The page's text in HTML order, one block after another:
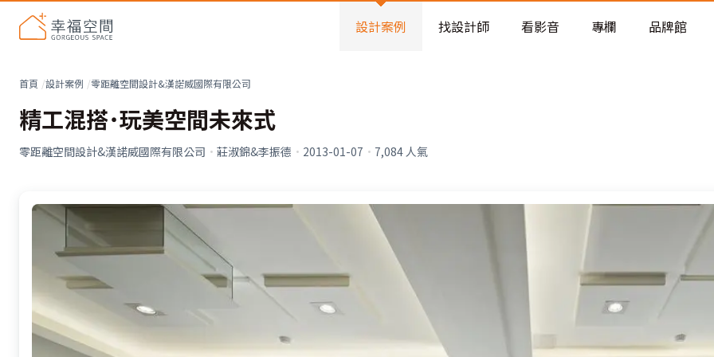
老屋預算分配與高 CP 值煥新術
設計案例 找設計師 看影音 專欄 品牌館
首頁 設計案例 零距離空間設計&漢諾威國際有限公司
精工混搭˙玩美空間未來式
零距離空間設計&漢諾威國際有限公司 · 莊淑錦&李振德 · 2013-01-07 · 7,084人氣